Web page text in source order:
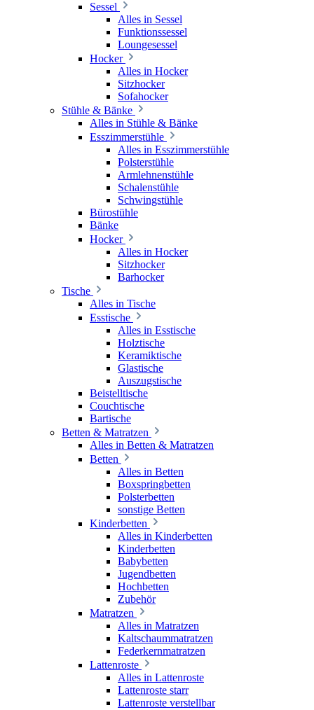
Sessel
Alles in Sessel
Funktionssessel
Loungesessel
Hocker
Alles in Hocker
Sitzhocker
Sofahocker
Stühle & Bänke
Alles in Stühle & Bänke
Esszimmerstühle
Alles in Esszimmerstühle
Polsterstühle
Armlehnenstühle
Schalenstühle
Schwingstühle
Bürostühle
Bänke
Hocker
Alles in Hocker
Sitzhocker
Barhocker
Tische
Alles in Tische
Esstische
Alles in Esstische
Holztische
Keramiktische
Glastische
Auszugstische
Beistelltische
Couchtische
Bartische
Betten & Matratzen
Alles in Betten & Matratzen
Betten
Alles in Betten
Boxspringbetten
Polsterbetten
sonstige Betten
Kinderbetten
Alles in Kinderbetten
Kinderbetten
Babybetten
Jugendbetten
Hochbetten
Zubehör
Matratzen
Alles in Matratzen
Kaltschaummatratzen
Federkernmatratzen
Lattenroste
Alles in Lattenroste
Lattenroste starr
Lattenroste verstellbar